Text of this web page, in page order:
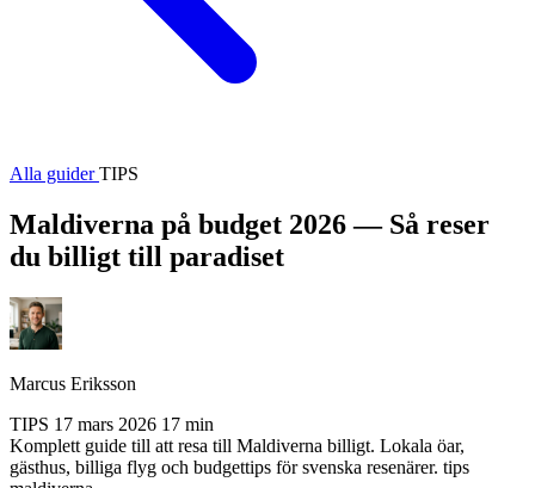
Alla guiderTIPS
Maldiverna på budget 2026 — Så reser
du billigt till paradiset
Marcus Eriksson
TIPS 17 mars 2026 17 min
Komplett guide till att resa till Maldiverna billigt. Lokala öar,
gästhus, billiga flyg och budgettips för svenska resenärer. tips